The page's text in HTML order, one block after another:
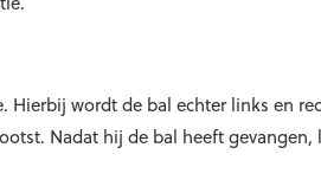
wordt de bal echter links en
Nadat hij de bal heeft